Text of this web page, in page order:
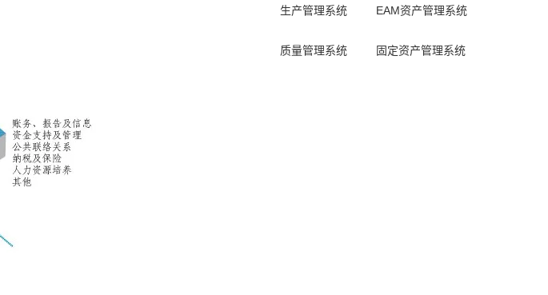
生产管理系统 EAM资产管理系统
质量管理系统 固定资产管理系统